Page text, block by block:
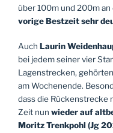
über 100m und 200m
vorige Bestzeit sehr
Auch Laurin
bei jedem seiner vier
Lagenstrecken,
am Wochenende.
dass die Rückenstrecke
Zeit nun wieder auf
Moritz Trenkpohl (Jg